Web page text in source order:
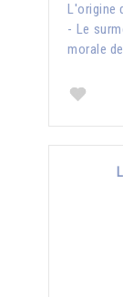
L'origine
- Le
morale